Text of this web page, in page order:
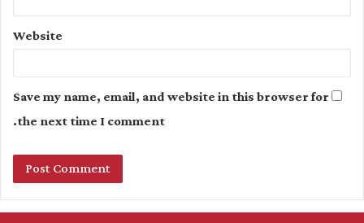
Website
Save my name, email, and website in this browser for
the next time I comment.